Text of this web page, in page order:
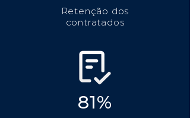
Retenção dos
contratados
81%